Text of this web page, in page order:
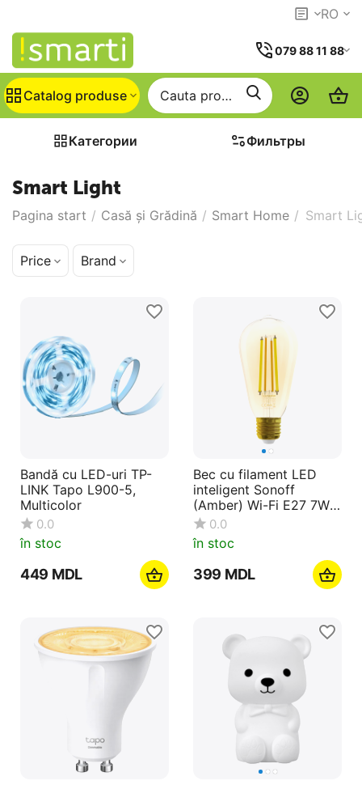
RO
079 88 11 88
Catalog produse
Категории Фильтры
Smart Light
Pagina start / Casă și Grădină / Smart Home / Smart
Price Brand
Bandă cu LED-uri TP-
LINK Tapo L900-5,
Multicolor
0.0
în stoc
‍449‍ MDL
Bec cu filament LED
inteligent Sonoff
(Amber) Wi-Fi E27 7W
700Lm (B02-F-ST64)
0.0
în stoc
‍399‍ MDL